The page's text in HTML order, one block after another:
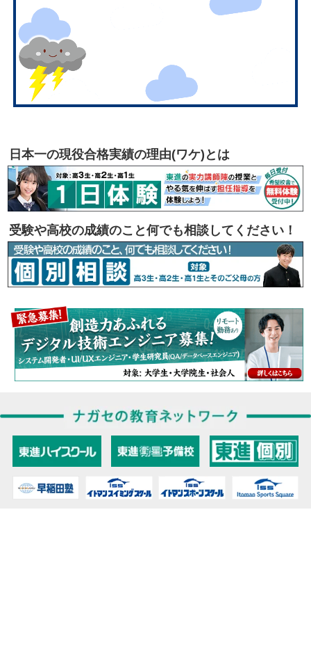
日本一の現役合格実績の理由(ワケ)とは
受験や高校の成績のこと何でも相談してください！